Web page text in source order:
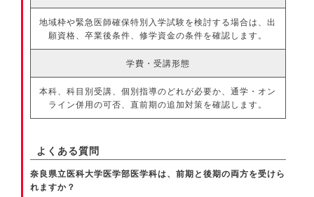
地域枠や緊急医師確保特別入学試験を検討する場合は、出
願資格、卒業後条件、修学資金の条件を確認します。
学費・受講形態
本科、科目別受講、個別指導のどれが必要か、通学・オン
ライン併用の可否、直前期の追加対策を確認します。
よくある質問
奈良県立医科大学医学部医学科は、前期と後期の両方を受けら
れますか？